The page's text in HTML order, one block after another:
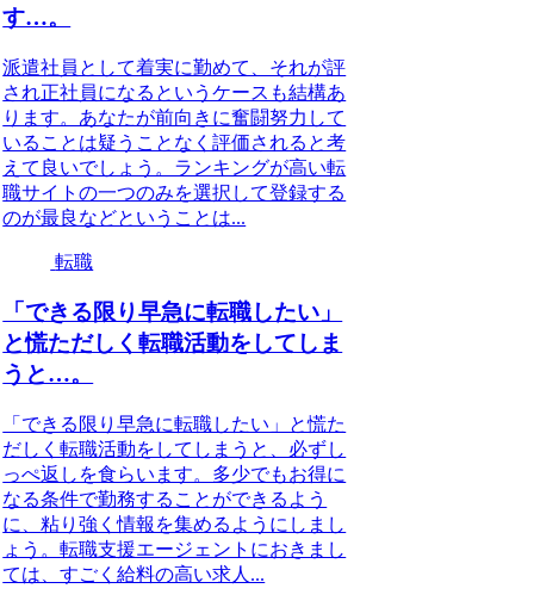
す…。
派遣社員として着実に勤めて、それが評
され正社員になるというケースも結構あ
ります。あなたが前向きに奮闘努力して
いることは疑うことなく評価されると考
えて良いでしょう。ランキングが高い転
職サイトの一つのみを選択して登録する
のが最良などということは...
転職
「できる限り早急に転職したい」
と慌ただしく転職活動をしてしま
うと…。
「できる限り早急に転職したい」と慌た
だしく転職活動をしてしまうと、必ずし
っぺ返しを食らいます。多少でもお得に
なる条件で勤務することができるよう
に、粘り強く情報を集めるようにしまし
ょう。転職支援エージェントにおきまし
ては、すごく給料の高い求人...